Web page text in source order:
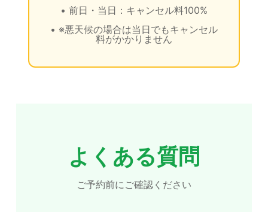
• 前日・当日：キャンセル料100%
• ※悪天候の場合は当日でもキャンセル
料がかかりません
よくある質問
ご予約前にご確認ください